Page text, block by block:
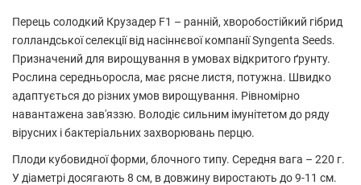
Перець солодкий Крузадер F1 – ранній, хворобостійкий гібрид
голландської селекції від насіннєвої компанії Syngenta Seeds.
Призначений для вирощування в умовах відкритого ґрунту.
Рослина середньоросла, має рясне листя, потужна. Швидко
адаптується до різних умов вирощування. Рівномірно
навантажена зав'яззю. Володіє сильним імунітетом до ряду
вірусних і бактеріальних захворювань перцю.
Плоди кубовидної форми, блочного типу. Середня вага – 220 г.
У діаметрі досягають 8 см, в довжину виростають до 9-11 см.